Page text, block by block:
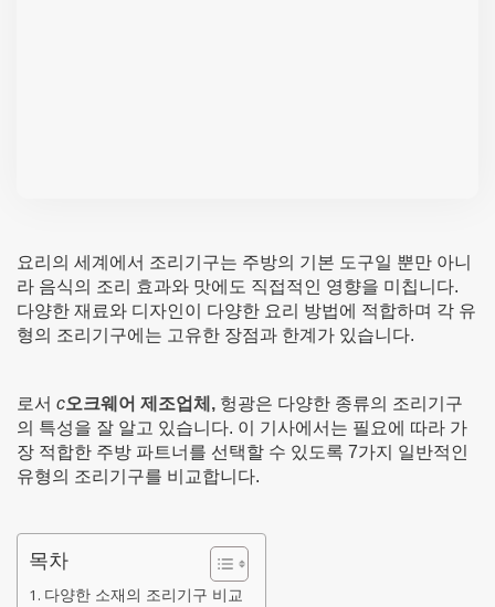
요리의 세계에서 조리기구는 주방의 기본 도구일 뿐만 아니
라 음식의 조리 효과와 맛에도 직접적인 영향을 미칩니다.
다양한 재료와 디자인이 다양한 요리 방법에 적합하며 각 유
형의 조리기구에는 고유한 장점과 한계가 있습니다.
로서 c오크웨어 제조업체, 헝광은 다양한 종류의 조리기구
의 특성을 잘 알고 있습니다. 이 기사에서는 필요에 따라 가
장 적합한 주방 파트너를 선택할 수 있도록 7가지 일반적인
유형의 조리기구를 비교합니다.
목차
다양한 소재의 조리기구 비교